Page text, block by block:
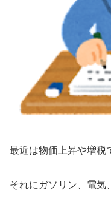
最近は物価上昇や増税
それにガソリン、電気